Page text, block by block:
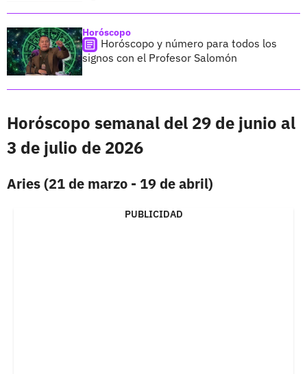
Horóscopo
Horóscopo y número para todos los
signos con el Profesor Salomón
Horóscopo semanal del 29 de junio al
3 de julio de 2026
Aries (21 de marzo - 19 de abril)
PUBLICIDAD